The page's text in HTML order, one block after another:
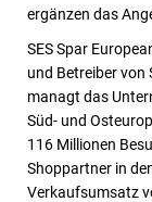
ergänzen das
SES Spar
und Betreiber von
managt das
Süd- und
116 Millionen
Shoppartner in
Verkaufsumsatz